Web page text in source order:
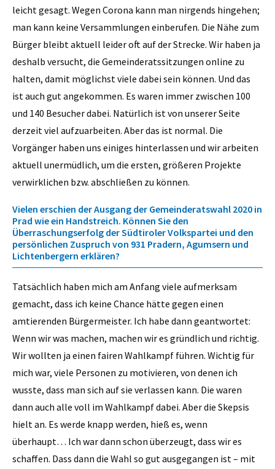
leicht gesagt. Wegen Corona kann man nirgends hingehen;
man kann keine Versammlungen einberufen. Die Nähe zum
Bürger bleibt aktuell leider oft auf der Strecke. Wir haben ja
deshalb versucht, die Gemeinderatssitzungen online zu
halten, damit möglichst viele dabei sein können. Und das
ist auch gut angekommen. Es waren immer zwischen 100
und 140 Besucher dabei. Natürlich ist von unserer Seite
derzeit viel aufzuarbeiten. Aber das ist normal. Die
Vorgänger haben uns einiges hinterlassen und wir arbeiten
aktuell unermüdlich, um die ersten, größeren Projekte
verwirklichen bzw. abschließen zu können.
Vielen erschien der Ausgang der Gemeinderatswahl 2020 in
Prad wie ein Handstreich. Können Sie den
Überraschungserfolg der Südtiroler Volkspartei und den
persönlichen Zuspruch von 931 Pradern, Agumsern und
Lichtenbergern erklären?
Tatsächlich haben mich am Anfang viele aufmerksam
gemacht, dass ich keine Chance hätte gegen einen
amtierenden Bürgermeister. Ich habe dann geantwortet:
Wenn wir was machen, machen wir es gründlich und richtig.
Wir wollten ja einen fairen Wahlkampf führen. Wichtig für
mich war, viele Personen zu motivieren, von denen ich
wusste, dass man sich auf sie verlassen kann. Die waren
dann auch alle voll im Wahlkampf dabei. Aber die Skepsis
hielt an. Es werde knapp werden, hieß es, wenn
überhaupt… Ich war dann schon überzeugt, dass wir es
schaffen. Dass dann die Wahl so gut ausgegangen ist – mit